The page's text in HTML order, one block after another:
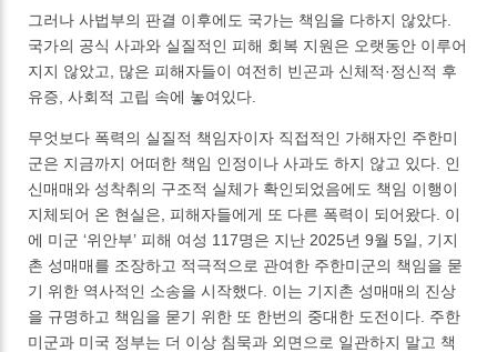
그러나 사법부의 판결 이후에도 국가는 책임을 다하지 않았다.
국가의 공식 사과와 실질적인 피해 회복 지원은 오랫동안 이루어
지지 않았고, 많은 피해자들이 여전히 빈곤과 신체적·정신적 후
유증, 사회적 고립 속에 놓여있다.
무엇보다 폭력의 실질적 책임자이자 직접적인 가해자인 주한미
군은 지금까지 어떠한 책임 인정이나 사과도 하지 않고 있다. 인
신매매와 성착취의 구조적 실체가 확인되었음에도 책임 이행이
지체되어 온 현실은, 피해자들에게 또 다른 폭력이 되어왔다. 이
에 미군 ‘위안부’ 피해 여성 117명은 지난 2025년 9월 5일, 기지
촌 성매매를 조장하고 적극적으로 관여한 주한미군의 책임을 묻
기 위한 역사적인 소송을 시작했다. 이는 기지촌 성매매의 진상
을 규명하고 책임을 묻기 위한 또 한번의 중대한 도전이다. 주한
미군과 미국 정부는 더 이상 침묵과 외면으로 일관하지 말고 책